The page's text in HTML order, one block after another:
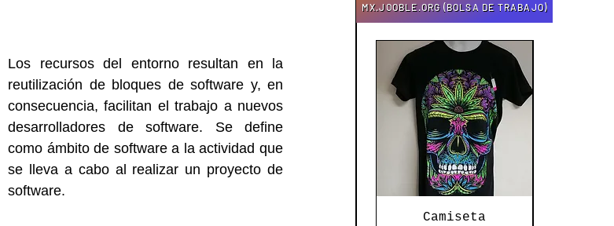
Los recursos del entorno resultan en la
reutilización de bloques de software y, en
consecuencia, facilitan el trabajo a nuevos
desarrolladores de software. Se define
como ámbito de software a la actividad que
se lleva a cabo al realizar un proyecto de
software.
MX.JOOBLE.ORG (BOLSA DE TRABAJO)
Vista rápida
Camiseta